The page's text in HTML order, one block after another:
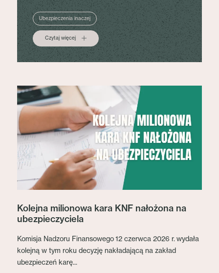
Ubezpieczenia inaczej
Czytaj więcej
Kolejna milionowa kara KNF nałożona na
ubezpieczyciela
Komisja Nadzoru Finansowego 12 czerwca 2026 r. wydała
kolejną w tym roku decyzję nakładającą na zakład
ubezpieczeń karę...